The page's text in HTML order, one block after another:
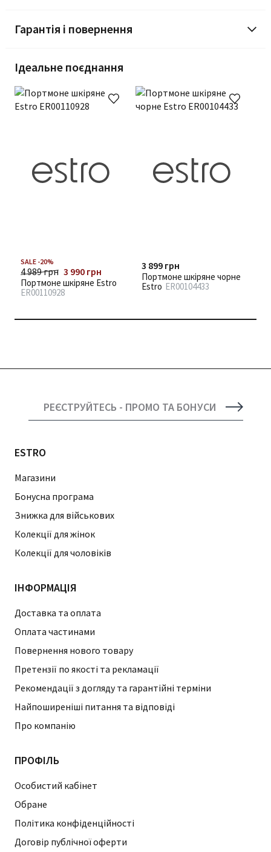
Гарантія і повернення
Ідеальне поєднання
SALE -20%
4 989 грн 3 990 грн
Портмоне шкіряне Estro
ER00110928
3 899 грн
Портмоне шкіряне чорне
Estro ER00104433
РЕЄСТРУЙТЕСЬ - ПРОМО ТА БОНУСИ
ESTRO
Магазини
Бонусна програма
Знижка для військових
Колекції для жінок
Колекції для чоловіків
ІНФОРМАЦІЯ
Доставка та оплата
Оплата частинами
Повернення нового товару
Претензії по якості та рекламації
Рекомендації з догляду та гарантійні терміни
Найпоширеніші питання та відповіді
Про компанію
ПРОФІЛЬ
Особистий кабінет
Обране
Політика конфіденційності
Договір публічної оферти